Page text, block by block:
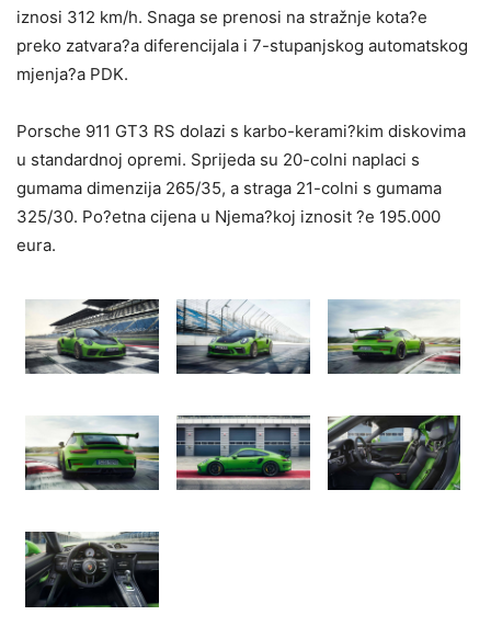
iznosi 312 km/h. Snaga se prenosi na stražnje kota?e
preko zatvara?a diferencijala i 7-stupanjskog automatskog
mjenja?a PDK.
Porsche 911 GT3 RS dolazi s karbo-kerami?kim diskovima
u standardnoj opremi. Sprijeda su 20-colni naplaci s
gumama dimenzija 265/35, a straga 21-colni s gumama
325/30. Po?etna cijena u Njema?koj iznosit ?e 195.000
eura.